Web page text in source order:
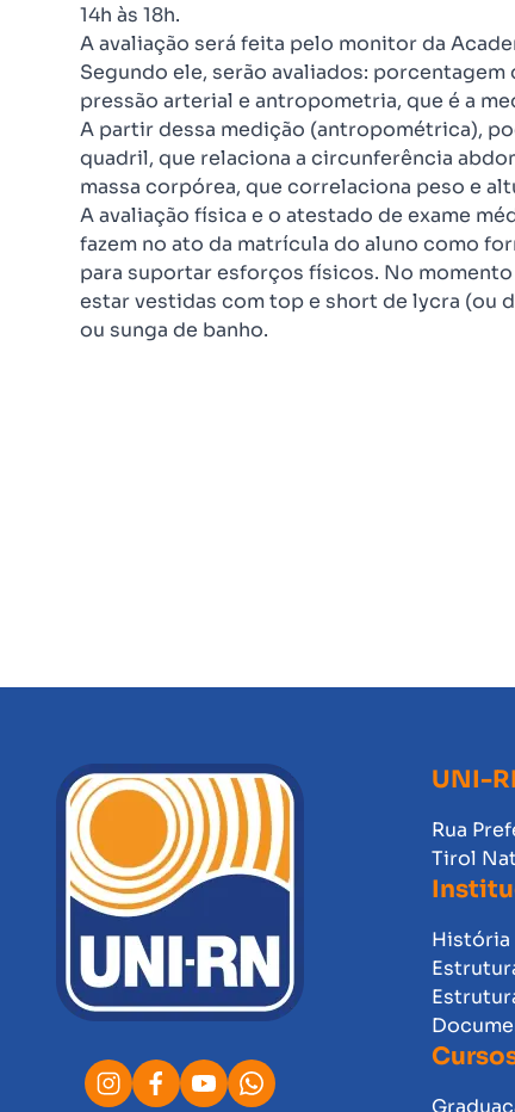
14h às 18h.
A avaliação será feita pelo monitor da
Segundo ele, serão avaliados:
pressão arterial e antropometria, que é a
A partir dessa medição (antropométrica),
quadril, que relaciona a circunferência
massa corpórea, que correlaciona peso e
A avaliação física e o atestado de exame
fazem no ato da matrícula do aluno como
para suportar esforços físicos. No
estar vestidas com top e short de lycra (ou
ou sunga de banho.
UNI-
Rua
Tirol
História